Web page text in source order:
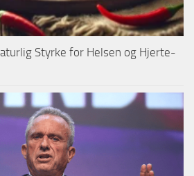
Styrke for Helsen og Hjerte-